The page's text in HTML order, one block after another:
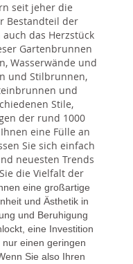
seit jeher die
Bestandteil der
das Herzstück
Gartenbrunnen
Wasserwände und
und Stilbrunnen,
und
Stile,
der rund 1000
eine Fülle an
Sie sich einfach
neuesten Trends
die Vielfalt der
eine großartige
und Ästhetik in
und Beruhigung
eine Investition
einen geringen
Sie also Ihren